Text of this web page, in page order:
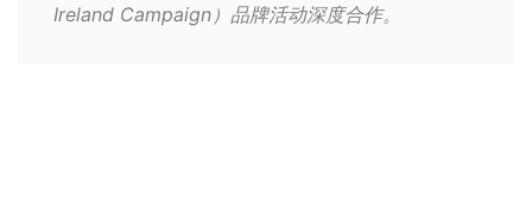
Ireland Campaign）品牌活动深度合作。